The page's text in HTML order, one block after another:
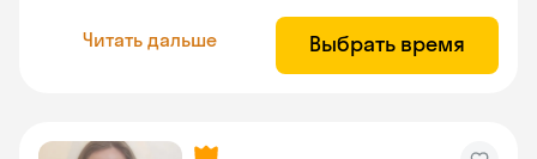
Читать дальше Выбрать время